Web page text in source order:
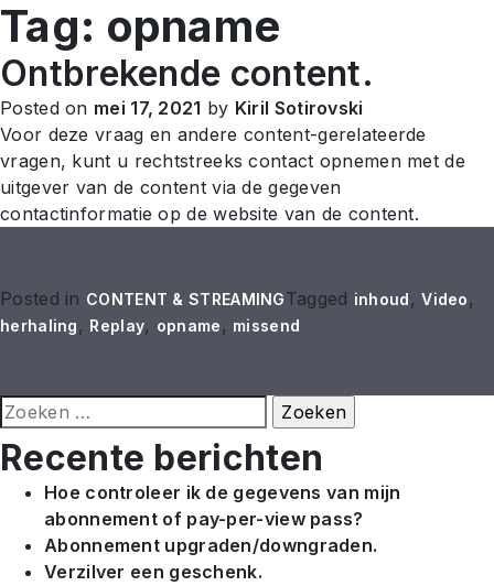
Tag: opname
Ontbrekende content.
Posted on mei 17, 2021 by Kiril Sotirovski
Voor deze vraag en andere content-gerelateerde
vragen, kunt u rechtstreeks contact opnemen met de
uitgever van de content via de gegeven
contactinformatie op de website van de content.
Posted in CONTENT & STREAMINGTagged inhoud ,Video ,
herhaling , Replay, opname , missend
Zoeken
naar:
Recente berichten
Hoe controleer ik de gegevens van mijn
abonnement of pay-per-view pass?
Abonnement upgraden/downgraden.
Verzilver een geschenk.